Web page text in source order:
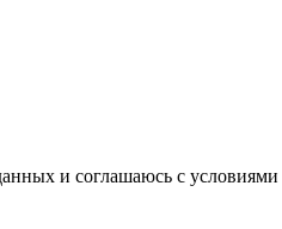
и соглашаюсь c условиями